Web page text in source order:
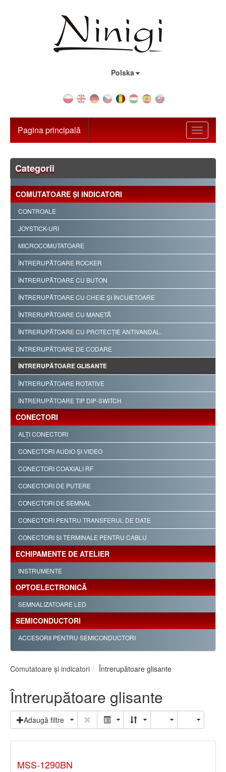
Polska
Toggle
Pagina principală
Categorii
COMUTATOARE ŞI INDICATORI
CONTROALE
JOYSTICK-URI
MICROCOMUTATOARE
ÎNTRERUPĂTOARE ROCKER
ÎNTRERUPĂTOARE CU BUTON
ÎNTRERUPĂTOARE CU CHEIE ŞI ÎNCUIETOARE
ÎNTRERUPĂTOARE CU MANETĂ
ÎNTRERUPĂTOARE CU PROTECŢIE ANTIVANDAL.
ÎNTRERUPĂTOARE DE CODARE
ÎNTRERUPĂTOARE GLISANTE
ÎNTRERUPĂTOARE ROTATIVE
ÎNTRERUPĂTOARE TIP DIP-SWITCH
CONECTORI
ALŢI CONECTORI
CONECTORI AUDIO ŞI VIDEO
CONECTORI COAXIALI RF
CONECTORI DE PUTERE
CONECTORI DE SEMNAL
CONECTORI PENTRU TRANSFERUL DE DATE
CONECTORI ŞI TERMINALE PENTRU CABLU
ECHIPAMENTE DE ATELIER
INSTRUMENTE
OPTOELECTRONICĂ
SEMNALIZATOARE LED
SEMICONDUCTORI
ACCESORII PENTRU SEMICONDUCTORI
Comutatoare şi indicatori Întrerupătoare glisante
Întrerupătoare glisante
Adaugă filtre
MSS-1290BN